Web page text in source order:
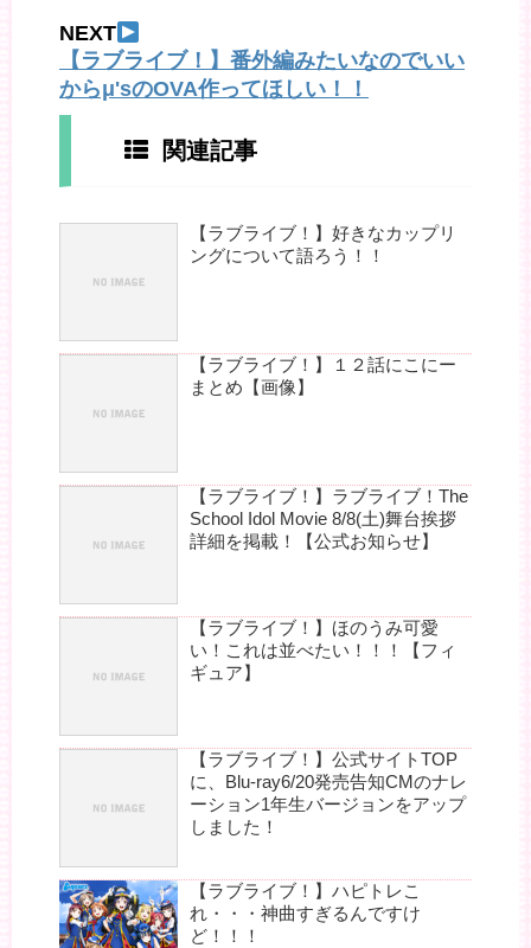
NEXT
【ラブライブ！】番外編みたいなのでいい
からμ'sのOVA作ってほしい！！
関連記事
【ラブライブ！】好きなカップリ
ングについて語ろう！！
【ラブライブ！】１２話にこにー
まとめ【画像】
【ラブライブ！】ラブライブ！The
School Idol Movie 8/8(土)舞台挨拶
詳細を掲載！【公式お知らせ】
【ラブライブ！】ほのうみ可愛
い！これは並べたい！！！【フィ
ギュア】
【ラブライブ！】公式サイトTOP
に、Blu-ray6/20発売告知CMのナレ
ーション1年生バージョンをアップ
しました！
【ラブライブ！】ハピトレこ
れ・・・神曲すぎるんですけ
ど！！！